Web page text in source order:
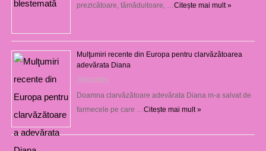
prezicătoare, tămăduitoare, … Citește mai mult »
Mulţumiri recente din Europa pentru clarvăzătoarea
adevărata Diana
29/01/2021
Doamna clarvăzătoare adevărata Diana m-a salvat de
farmecele pe care … Citește mai mult »